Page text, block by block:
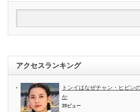
アクセスランキング
トンイはなぜチャン・ヒビン
か
39ビュー